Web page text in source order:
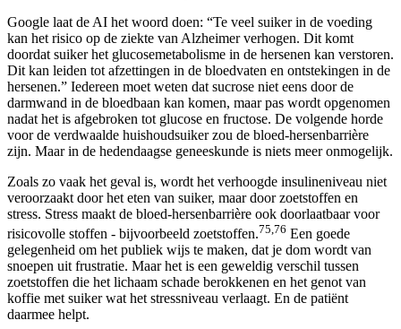
Google laat de AI het woord doen: “Te veel suiker in de voeding
kan het risico op de ziekte van Alzheimer verhogen. Dit komt
doordat suiker het glucosemetabolisme in de hersenen kan verstoren.
Dit kan leiden tot afzettingen in de bloedvaten en ontstekingen in de
hersenen.” Iedereen moet weten dat sucrose niet eens door de
darmwand in de bloedbaan kan komen, maar pas wordt opgenomen
nadat het is afgebroken tot glucose en fructose. De volgende horde
voor de verdwaalde huishoudsuiker zou de bloed-hersenbarrière
zijn. Maar in de hedendaagse geneeskunde is niets meer onmogelijk.
Zoals zo vaak het geval is, wordt het verhoogde insulineniveau niet
veroorzaakt door het eten van suiker, maar door zoetstoffen en
stress. Stress maakt de bloed-hersenbarrière ook doorlaatbaar voor
risicovolle stoffen - bijvoorbeeld zoetstoffen.75,76 Een goede
gelegenheid om het publiek wijs te maken, dat je dom wordt van
snoepen uit frustratie. Maar het is een geweldig verschil tussen
zoetstoffen die het lichaam schade berokkenen en het genot van
koffie met suiker wat het stressniveau verlaagt. En de patiënt
daarmee helpt.